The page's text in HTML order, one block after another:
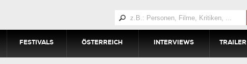
FESTIVALS ÖSTERREICH INTERVIEWS TRAILER